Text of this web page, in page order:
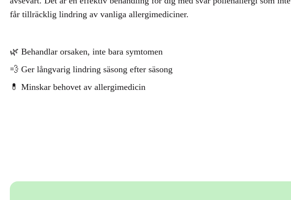
får tillräcklig lindring av vanliga allergimediciner.
🌿 Behandlar orsaken, inte bara symtomen
💨 Ger långvarig lindring säsong efter säsong
💊 Minskar behovet av allergimedicin